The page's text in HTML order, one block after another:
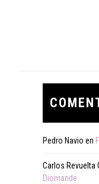
Pedro Navio en
Carlos Revuelta
Diomande